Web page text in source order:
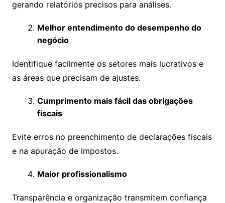
gerando relatórios precisos para análises.
Melhor entendimento do desempenho do
negócio
Identifique facilmente os setores mais lucrativos e
as áreas que precisam de ajustes.
Cumprimento mais fácil das obrigações
fiscais
Evite erros no preenchimento de declarações fiscais
e na apuração de impostos.
Maior profissionalismo
Transparência e organização transmitem confiança